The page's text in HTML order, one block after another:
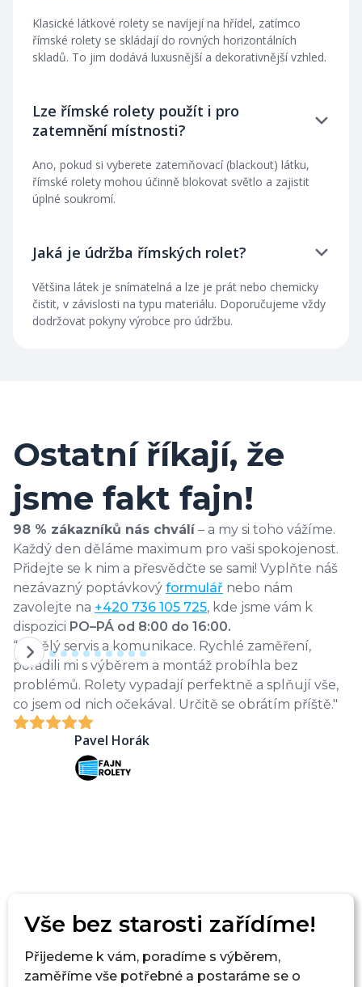
Klasické látkové rolety se navíjejí na hřídel, zatímco
římské rolety se skládají do rovných horizontálních
skladů. To jim dodává luxusnější a dekorativnější vzhled.
Lze římské rolety použít i pro
zatemnění místnosti?
Ano, pokud si vyberete zatemňovací (blackout) látku,
římské rolety mohou účinně blokovat světlo a zajistit
úplné soukromí.
Jaká je údržba římských rolet?
Většina látek je snímatelná a lze je prát nebo chemicky
čistit, v závislosti na typu materiálu. Doporučujeme vždy
dodržovat pokyny výrobce pro údržbu.
Ostatní říkají, že
jsme fakt fajn!
98 % zákazníků nás chválí– a my si toho vážíme.
Každý den děláme maximum pro vaši spokojenost.
Přidejte se k nim a přesvědčte se sami! Vyplňte náš
nezávazný poptávkový formulář nebo nám
zavolejte na +420 736 105 725, kde jsme vám k
dispozici PO–PÁ od 8:00 do 16:00.
“Skvělý servis a komunikace. Rychlé zaměření,
poradili mi s výběrem a montáž probíhla bez
problémů. Rolety vypadají perfektně a splňují vše,
co jsem od nich očekával. Určitě se obrátím příště."
Pavel Horák
Vše bez starosti zařídíme!
Přijedeme k vám, poradíme s výběrem,
zaměříme vše potřebné a postaráme se o